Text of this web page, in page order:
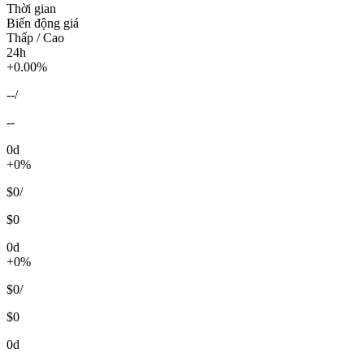
Thời gian
Biến động giá
Thấp / Cao
24h
+0.00%
--/
--
0d
+0%
$0/
$0
0d
+0%
$0/
$0
0d